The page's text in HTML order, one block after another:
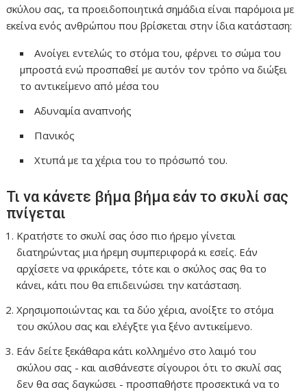
σκύλου σας, τα προειδοποιητικά σημάδια είναι παρόμοια με
εκείνα ενός ανθρώπου που βρίσκεται στην ίδια κατάσταση:
Ανοίγει εντελώς το στόμα του, φέρνει το σώμα του
μπροστά ενώ προσπαθεί με αυτόν τον τρόπο να διώξει
το αντικείμενο από μέσα του
Αδυναμία αναπνοής
Πανικός
Χτυπά με τα χέρια του το πρόσωπό του.
Τι να κάνετε βήμα βήμα εάν το σκυλί σας
πνίγεται
Κρατήστε το σκυλί σας όσο πιο ήρεμο γίνεται
διατηρώντας μια ήρεμη συμπεριφορά κι εσείς. Εάν
αρχίσετε να φρικάρετε, τότε και ο σκύλος σας θα το
κάνει, κάτι που θα επιδεινώσει την κατάσταση.
Χρησιμοποιώντας και τα δύο χέρια, ανοίξτε το στόμα
του σκύλου σας και ελέγξτε για ξένο αντικείμενο.
Εάν δείτε ξεκάθαρα κάτι κολλημένο στο λαιμό του
σκύλου σας - και αισθάνεστε σίγουροι ότι το σκυλί σας
δεν θα σας δαγκώσει - προσπαθήστε προσεκτικά να το